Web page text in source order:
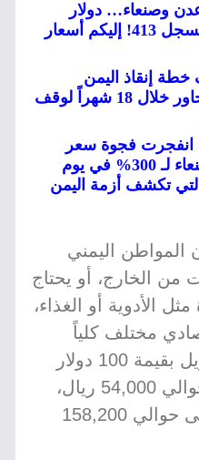
وصنعاء… دولار
يصل 1582 وريال سعودي يسجل 413! إليكم أسعار
إنقاذ اليمن
السرية… الإصلاح في 7 محاور خلال 18 شهراً لوقف
فجوة سعر
صرف الدولار بين عدن وصنعاء لـ 300% في يوم
تكشف أزمة اليمن
المواطن اليمني
من الخارج، أو يحتاج
الأدوية أو الغذاء،
مختلف كلياً
حسب مكان إقامته. تحويل بقيمة 100 دولار
يحصل في صنعاء على حوالي 54,000 ريال،
بينما يحصل في عدن على حوالي 158,200